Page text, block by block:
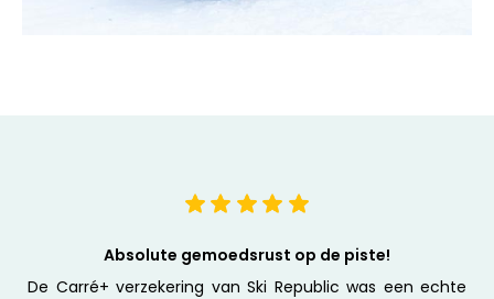
Absolute gemoedsrust op de piste!
De Carré+ verzekering van Ski Republic was een echte